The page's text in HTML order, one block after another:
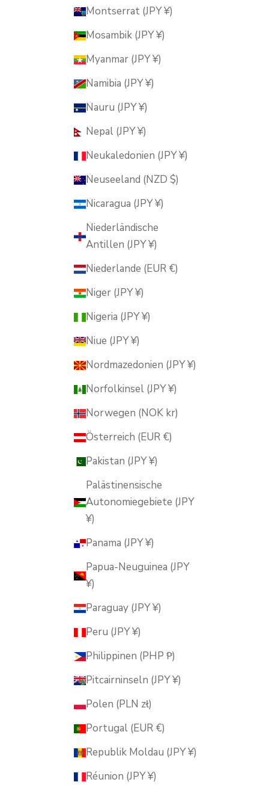
Montserrat (JPY ¥)
Mosambik (JPY ¥)
Myanmar (JPY ¥)
Namibia (JPY ¥)
Nauru (JPY ¥)
Nepal (JPY ¥)
Neukaledonien (JPY ¥)
Neuseeland (NZD $)
Nicaragua (JPY ¥)
Niederländische
Antillen (JPY ¥)
Niederlande (EUR €)
Niger (JPY ¥)
Nigeria (JPY ¥)
Niue (JPY ¥)
Nordmazedonien (JPY ¥)
Norfolkinsel (JPY ¥)
Norwegen (NOK kr)
Österreich (EUR €)
Pakistan (JPY ¥)
Palästinensische
Autonomiegebiete (JPY
¥)
Panama (JPY ¥)
Papua-Neuguinea (JPY
¥)
Paraguay (JPY ¥)
Peru (JPY ¥)
Philippinen (PHP ₱)
Pitcairninseln (JPY ¥)
Polen (PLN zł)
Portugal (EUR €)
Republik Moldau (JPY ¥)
Réunion (JPY ¥)